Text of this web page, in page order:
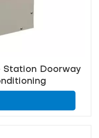
Station Doorway